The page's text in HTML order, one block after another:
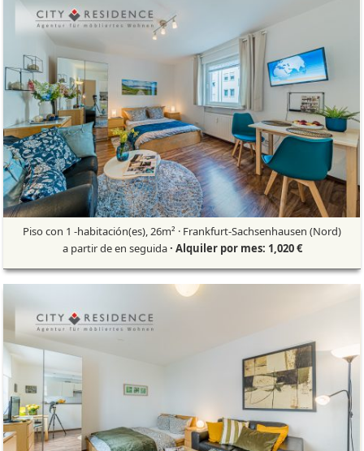
Piso con 1 -habitación(es), 26m² · Frankfurt-Sachsenhausen (Nord)
a partir de en seguida· Alquiler por mes: 1,020 €